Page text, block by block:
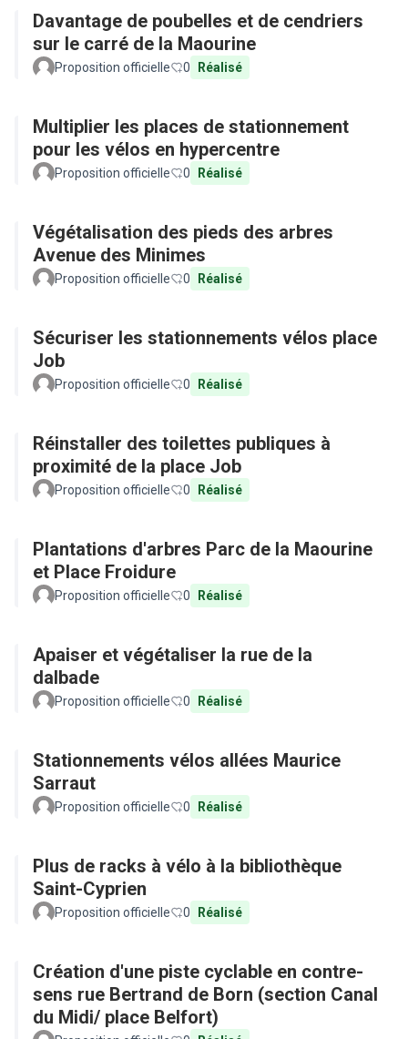
Davantage de poubelles et de cendriers
sur le carré de la Maourine
Proposition officielle 0 Réalisé
Multiplier les places de stationnement
pour les vélos en hypercentre
Proposition officielle 0 Réalisé
Végétalisation des pieds des arbres
Avenue des Minimes
Proposition officielle 0 Réalisé
Sécuriser les stationnements vélos place
Job
Proposition officielle 0 Réalisé
Réinstaller des toilettes publiques à
proximité de la place Job
Proposition officielle 0 Réalisé
Plantations d'arbres Parc de la Maourine
et Place Froidure
Proposition officielle 0 Réalisé
Apaiser et végétaliser la rue de la
dalbade
Proposition officielle 0 Réalisé
Stationnements vélos allées Maurice
Sarraut
Proposition officielle 0 Réalisé
Plus de racks à vélo à la bibliothèque
Saint-Cyprien
Proposition officielle 0 Réalisé
Création d'une piste cyclable en contre-
sens rue Bertrand de Born (section Canal
du Midi/ place Belfort)